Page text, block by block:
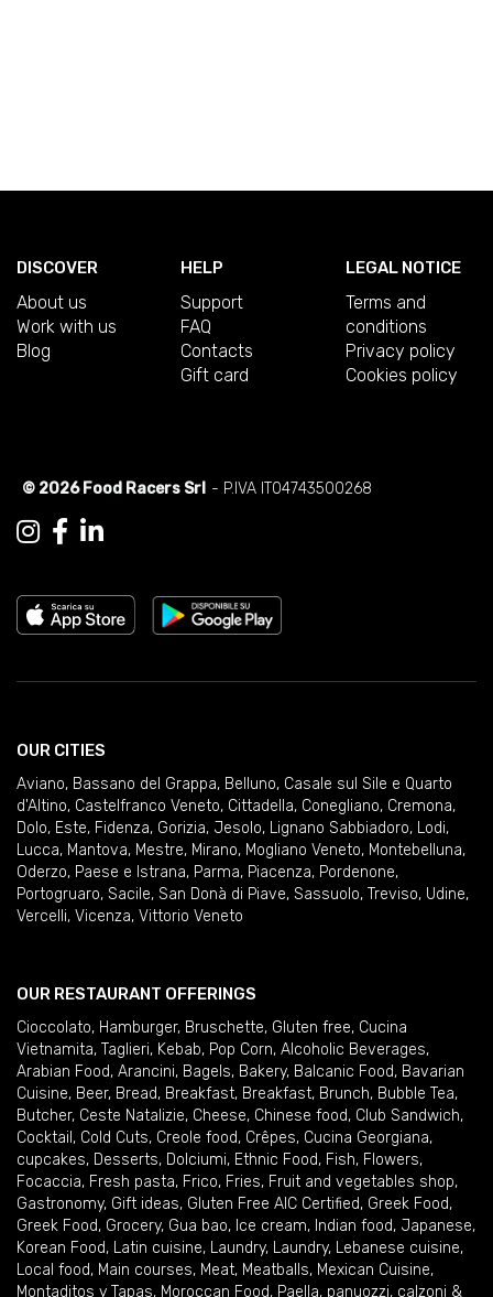
DISCOVER
About us
Work with us
Blog
HELP
Support
FAQ
Contacts
Gift card
LEGAL NOTICE
Terms and
conditions
Privacy policy
Cookies policy
© 2026 Food Racers Srl - P.IVA IT04743500268
OUR CITIES
Aviano, Bassano del Grappa, Belluno, Casale sul Sile e Quarto
d'Altino, Castelfranco Veneto, Cittadella, Conegliano, Cremona,
Dolo, Este, Fidenza, Gorizia, Jesolo, Lignano Sabbiadoro, Lodi,
Lucca, Mantova, Mestre, Mirano, Mogliano Veneto, Montebelluna,
Oderzo, Paese e Istrana, Parma, Piacenza, Pordenone,
Portogruaro, Sacile, San Donà di Piave, Sassuolo, Treviso, Udine,
Vercelli, Vicenza, Vittorio Veneto
OUR RESTAURANT OFFERINGS
Cioccolato, Hamburger, Bruschette, Gluten free, Cucina
Vietnamita, Taglieri, Kebab, Pop Corn, Alcoholic Beverages,
Arabian Food, Arancini, Bagels, Bakery, Balcanic Food, Bavarian
Cuisine, Beer, Bread, Breakfast, Breakfast, Brunch, Bubble Tea,
Butcher, Ceste Natalizie, Cheese, Chinese food, Club Sandwich,
Cocktail , Cold Cuts, Creole food, Crêpes, Cucina Georgiana,
cupcakes, Desserts, Dolciumi, Ethnic Food, Fish, Flowers,
Focaccia, Fresh pasta, Frico, Fries, Fruit and vegetables shop,
Gastronomy, Gift ideas, Gluten Free AIC Certified, Greek Food,
Greek Food, Grocery, Gua bao, Ice cream, Indian food, Japanese,
Korean Food, Latin cuisine, Laundry, Laundry, Lebanese cuisine,
Local food, Main courses, Meat, Meatballs, Mexican Cuisine,
Montaditos y Tapas, Moroccan Food, Paella, panuozzi, calzoni &